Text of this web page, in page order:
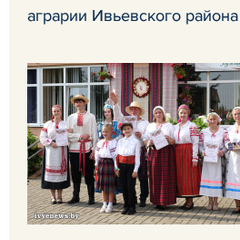
аграрии Ивьевского района